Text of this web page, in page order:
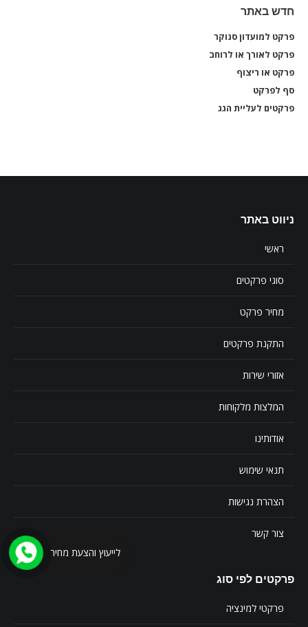
חדש באתר
פרקט למועדון סנוקר
פרקט לאורך או לרוחב
פרקט או ריצוף
סף לפרקט
פרקטים לעליית הגג
ניווט באתר
ראשי
סוגי פרקטים
מחיר פרקט
התקנת פרקטים
אזורי שירות
המלצות מלקוחות
אודותינו
תנאי שימוש
הצהרת נגישות
צור קשר
פרקטים לפי סוג
פרקטי למינציה
לייעוץ והצעת מחיר